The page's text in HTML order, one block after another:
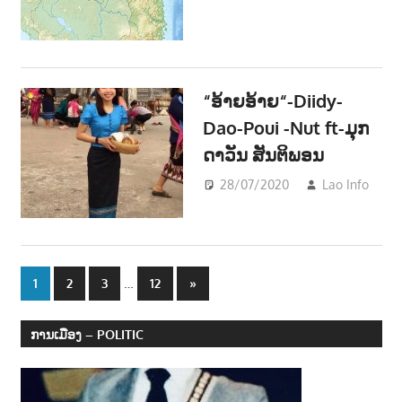
“ອ້າຍອ້າຍ“-Diidy-
Dao-Poui -Nut ft-ມຸກ
ດາວັນ ສັນຕິພອນ
28/07/2020
Lao Info
Posts
navigation
1 2 3 12
Next
Posts
»
ການເມືອງ – POLITIC